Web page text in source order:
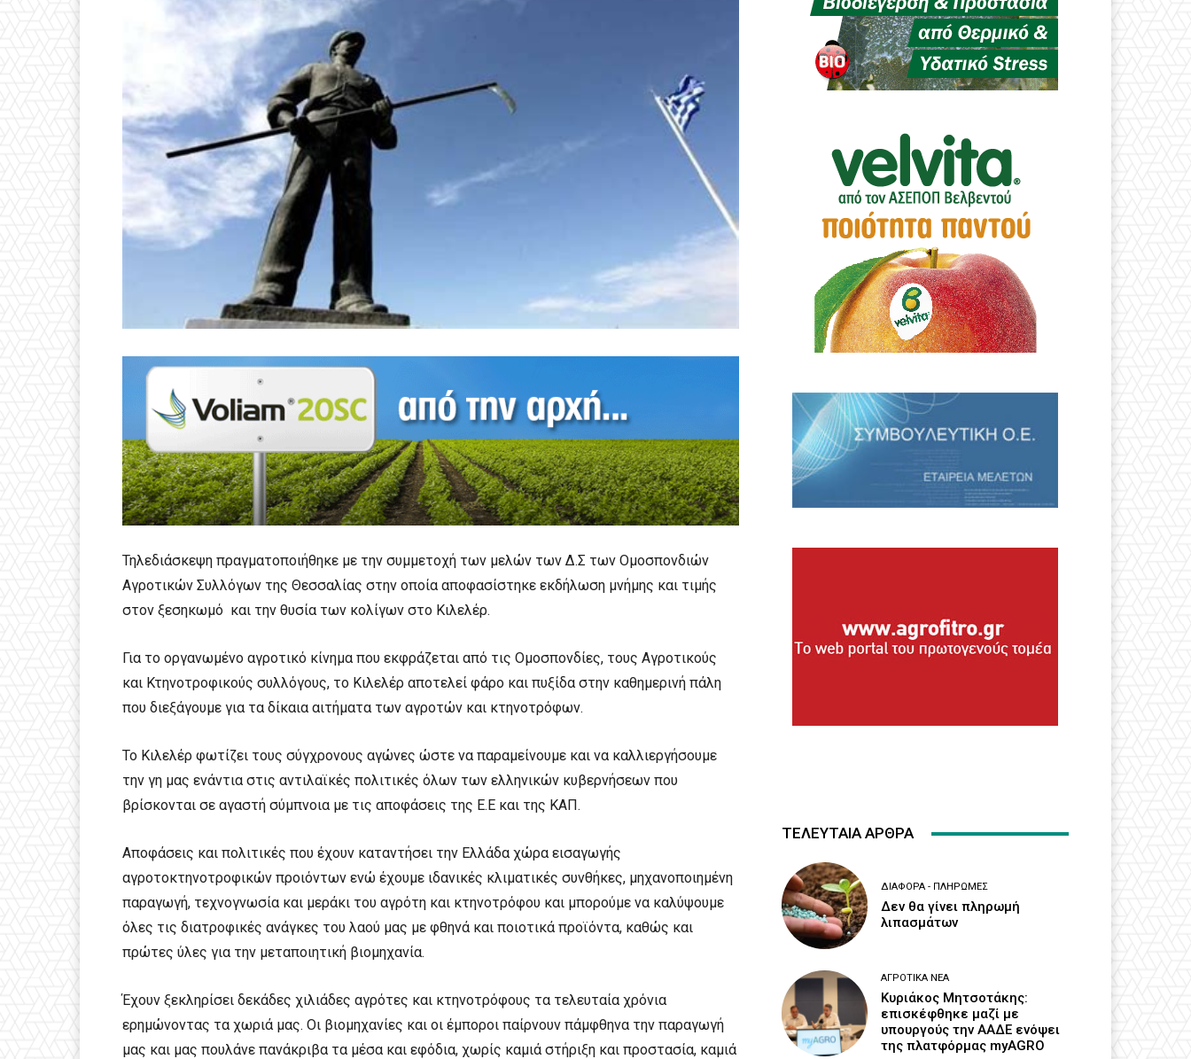
Τηλεδιάσκεψη πραγματοποιήθηκε με την συμμετοχή των μελών των Δ.Σ των Ομοσπονδιών
Αγροτικών Συλλόγων της Θεσσαλίας στην οποία αποφασίστηκε εκδήλωση μνήμης και τιμής
στον ξεσηκωμό και την θυσία των κολίγων στο Κιλελέρ.
Για το οργανωμένο αγροτικό κίνημα που εκφράζεται από τις Ομοσπονδίες, τους Αγροτικούς
και Κτηνοτροφικούς συλλόγους, το Κιλελέρ αποτελεί φάρο και πυξίδα στην καθημερινή πάλη
που διεξάγουμε για τα δίκαια αιτήματα των αγροτών και κτηνοτρόφων.
Το Κιλελέρ φωτίζει τους σύγχρονους αγώνες ώστε να παραμείνουμε και να καλλιεργήσουμε
την γη μας ενάντια στις αντιλαϊκές πολιτικές όλων των ελληνικών κυβερνήσεων που
βρίσκονται σε αγαστή σύμπνοια με τις αποφάσεις της Ε.Ε και της ΚΑΠ.
Αποφάσεις και πολιτικές που έχουν καταντήσει την Ελλάδα χώρα εισαγωγής
αγροτοκτηνοτροφικών προιόντων ενώ έχουμε ιδανικές κλιματικές συνθήκες, μηχανοποιημένη
παραγωγή, τεχνογνωσία και μεράκι του αγρότη και κτηνοτρόφου και μπορούμε να καλύψουμε
όλες τις διατροφικές ανάγκες του λαού μας με φθηνά και ποιοτικά προϊόντα, καθώς και
πρώτες ύλες για την μεταποιητική βιομηχανία.
Έχουν ξεκληρίσει δεκάδες χιλιάδες αγρότες και κτηνοτρόφους τα τελευταία χρόνια
ερημώνοντας τα χωριά μας. Οι βιομηχανίες και οι έμποροι παίρνουν πάμφθηνα την παραγωγή
μας και μας πουλάνε πανάκριβα τα μέσα και εφόδια, χωρίς καμιά στήριξη και προστασία, καμιά
ΤΕΛΕΥΤΑΙΑ ΑΡΘΡΑ
ΔΙΆΦΟΡΑ - ΠΛΗΡΩΜΈΣ
Δεν θα γίνει πληρωμή
λιπασμάτων
ΑΓΡΟΤΙΚΆ ΝΈΑ
Κυριάκος Μητσοτάκης:
επισκέφθηκε μαζί με
υπουργούς την ΑΑΔΕ ενόψει
της πλατφόρμας myAGRO